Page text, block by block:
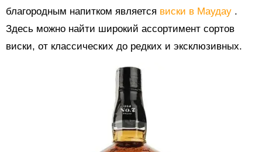
благородным напитком является виски в Маудау .
Здесь можно найти широкий ассортимент сортов
виски, от классических до редких и эксклюзивных.